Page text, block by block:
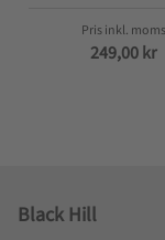
249,00kr
Black Hill